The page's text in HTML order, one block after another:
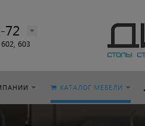
72
603
КАТАЛОГ МЕБЕЛИ